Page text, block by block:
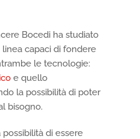
Bocedi ha studiato
capaci di fondere
le tecnologie:
e quello
la possibilità di poter
bisogno.
di essere